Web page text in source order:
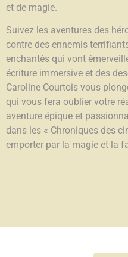
et de magie.
Suivez les aventures des
contre des ennemis
enchantés qui vont
écriture immersive et des
Caroline Courtois vous
qui vous fera oublier votre
aventure épique et
dans les « Chroniques des
emporter par la magie et la